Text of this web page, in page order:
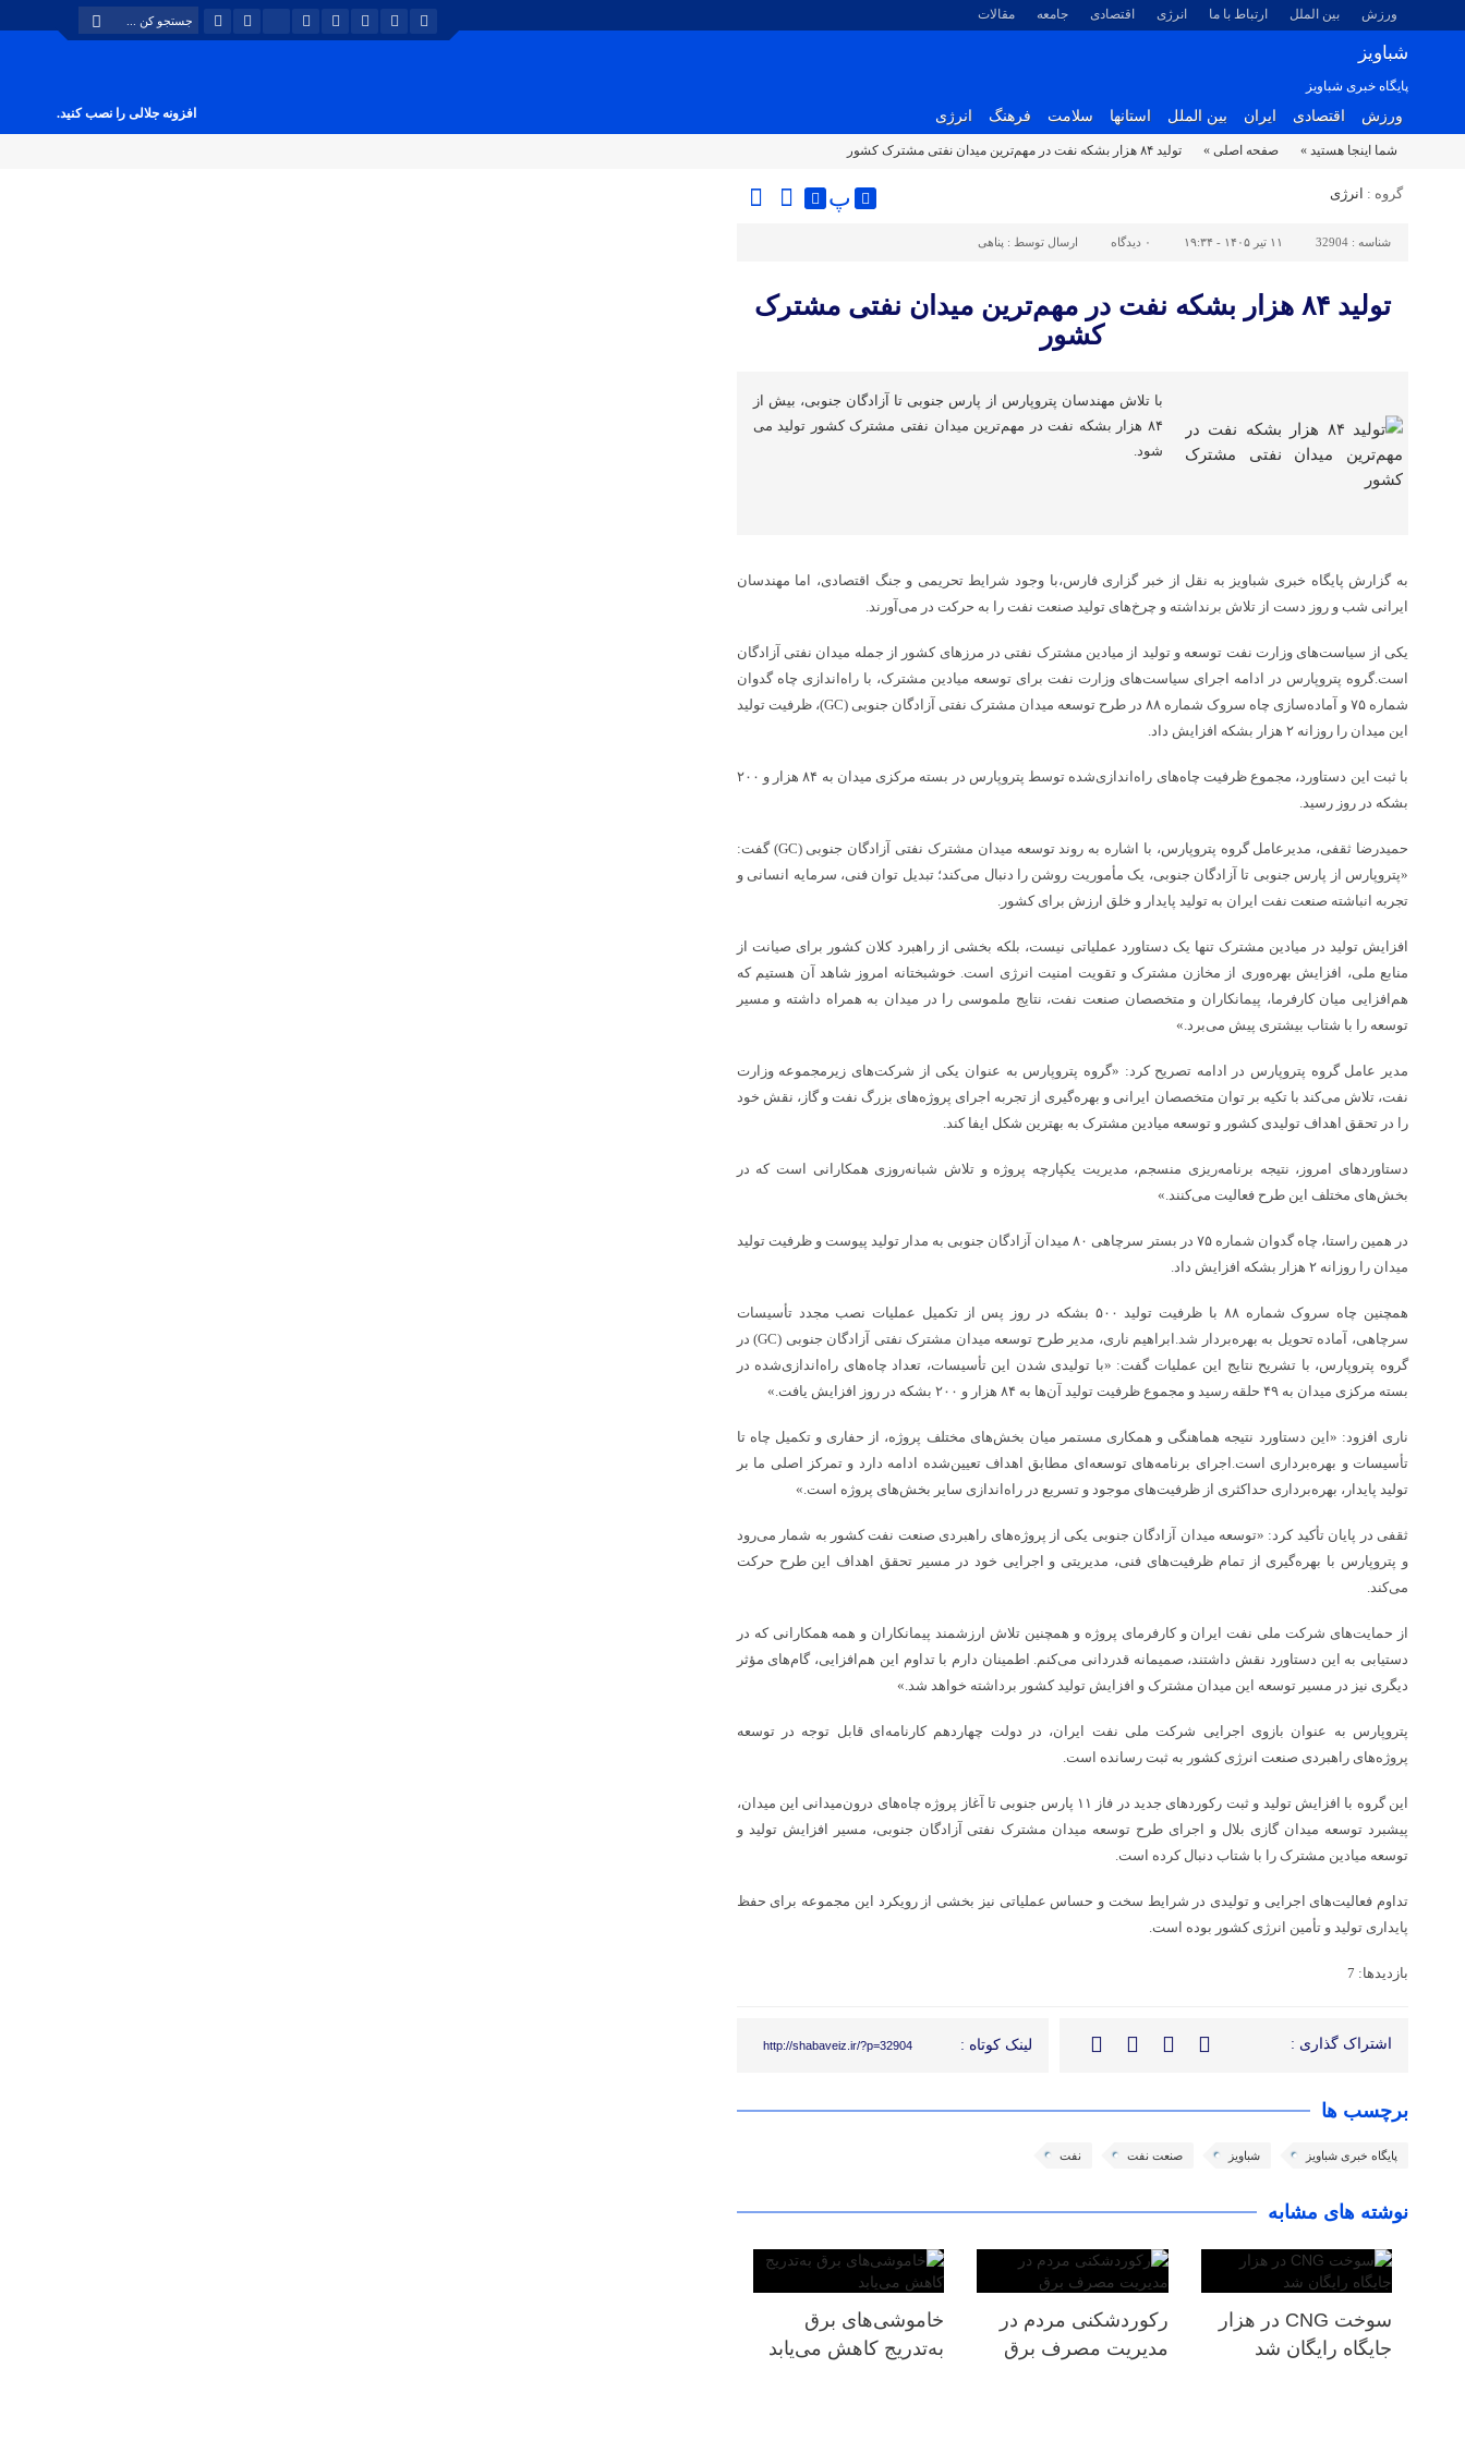
ورزش بین الملل ارتباط با ما انرژی اقتصادی جامعه مقالات
شباویز
پایگاه خبری شباویز
ورزش اقتصادی ایران بین الملل استانها سلامت فرهنگ انرژی افزونه جلالی را نصب کنید.
شما اینجا هستید » صفحه اصلی » تولید ۸۴ هزار بشکه نفت در مهم‌ترین میدان نفتی مشترک کشور
گروه : انرژی پ
شناسه : 32904 ۱۱ تیر ۱۴۰۵ - ۱۹:۳۴ ۰ دیدگاه ارسال توسط : پناهی
تولید ۸۴ هزار بشکه نفت در مهم‌ترین میدان نفتی مشترک
کشور
با تلاش مهندسان پتروپارس از پارس جنوبی تا آزادگان جنوبی، بیش از
۸۴ هزار بشکه نفت در مهم‌ترین میدان نفتی مشترک کشور تولید می
شود.
به گزارش پایگاه خبری شباویز به نقل از خبر گزاری فارس،با وجود شرایط تحریمی و جنگ اقتصادی، اما مهندسان
ایرانی شب و روز دست از تلاش برنداشته و چرخ‌های تولید صنعت نفت را به حرکت در می‌آورند.
یکی از سیاست‌های وزارت نفت توسعه و تولید از میادین مشترک نفتی در مرزهای کشور از جمله میدان نفتی آزادگان
است.گروه پتروپارس در ادامه اجرای سیاست‌های وزارت نفت برای توسعه میادین مشترک، با راه‌اندازی چاه گدوان
شماره ۷۵ و آماده‌سازی چاه سروک شماره ۸۸ در طرح توسعه میدان مشترک نفتی آزادگان جنوبی (GC)، ظرفیت تولید
این میدان را روزانه ۲ هزار بشکه افزایش داد.
با ثبت این دستاورد، مجموع ظرفیت چاه‌های راه‌اندازی‌شده توسط پتروپارس در بسته مرکزی میدان به ۸۴ هزار و ۲۰۰
بشکه در روز رسید.
حمیدرضا ثقفی، مدیرعامل گروه پتروپارس، با اشاره به روند توسعه میدان مشترک نفتی آزادگان جنوبی (GC) گفت:
«پتروپارس از پارس جنوبی تا آزادگان جنوبی، یک مأموریت روشن را دنبال می‌کند؛ تبدیل توان فنی، سرمایه انسانی و
تجربه انباشته صنعت نفت ایران به تولید پایدار و خلق ارزش برای کشور.
افزایش تولید در میادین مشترک تنها یک دستاورد عملیاتی نیست، بلکه بخشی از راهبرد کلان کشور برای صیانت از
منابع ملی، افزایش بهره‌وری از مخازن مشترک و تقویت امنیت انرژی است. خوشبختانه امروز شاهد آن هستیم که
هم‌افزایی میان کارفرما، پیمانکاران و متخصصان صنعت نفت، نتایج ملموسی را در میدان به همراه داشته و مسیر
توسعه را با شتاب بیشتری پیش می‌برد.»
مدیر عامل گروه پتروپارس در ادامه تصریح کرد: «گروه پتروپارس به عنوان یکی از شرکت‌های زیرمجموعه وزارت
نفت، تلاش می‌کند با تکیه بر توان متخصصان ایرانی و بهره‌گیری از تجربه اجرای پروژه‌های بزرگ نفت و گاز، نقش خود
را در تحقق اهداف تولیدی کشور و توسعه میادین مشترک به بهترین شکل ایفا کند.
دستاوردهای امروز، نتیجه برنامه‌ریزی منسجم، مدیریت یکپارچه پروژه و تلاش شبانه‌روزی همکارانی است که در
بخش‌های مختلف این طرح فعالیت می‌کنند.»
در همین راستا، چاه گدوان شماره ۷۵ در بستر سرچاهی ۸۰ میدان آزادگان جنوبی به مدار تولید پیوست و ظرفیت تولید
میدان را روزانه ۲ هزار بشکه افزایش داد.
همچنین چاه سروک شماره ۸۸ با ظرفیت تولید ۵۰۰ بشکه در روز پس از تکمیل عملیات نصب مجدد تأسیسات
سرچاهی، آماده تحویل به بهره‌بردار شد.ابراهیم ناری، مدیر طرح توسعه میدان مشترک نفتی آزادگان جنوبی (GC) در
گروه پتروپارس، با تشریح نتایج این عملیات گفت: «با تولیدی شدن این تأسیسات، تعداد چاه‌های راه‌اندازی‌شده در
بسته مرکزی میدان به ۴۹ حلقه رسید و مجموع ظرفیت تولید آن‌ها به ۸۴ هزار و ۲۰۰ بشکه در روز افزایش یافت.»
ناری افزود: «این دستاورد نتیجه هماهنگی و همکاری مستمر میان بخش‌های مختلف پروژه، از حفاری و تکمیل چاه تا
تأسیسات و بهره‌برداری است.اجرای برنامه‌های توسعه‌ای مطابق اهداف تعیین‌شده ادامه دارد و تمرکز اصلی ما بر
تولید پایدار، بهره‌برداری حداکثری از ظرفیت‌های موجود و تسریع در راه‌اندازی سایر بخش‌های پروژه است.»
ثقفی در پایان تأکید کرد: «توسعه میدان آزادگان جنوبی یکی از پروژه‌های راهبردی صنعت نفت کشور به شمار می‌رود
و پتروپارس با بهره‌گیری از تمام ظرفیت‌های فنی، مدیریتی و اجرایی خود در مسیر تحقق اهداف این طرح حرکت
می‌کند.
از حمایت‌های شرکت ملی نفت ایران و کارفرمای پروژه و همچنین تلاش ارزشمند پیمانکاران و همه همکارانی که در
دستیابی به این دستاورد نقش داشتند، صمیمانه قدردانی می‌کنم. اطمینان دارم با تداوم این هم‌افزایی، گام‌های مؤثر
دیگری نیز در مسیر توسعه این میدان مشترک و افزایش تولید کشور برداشته خواهد شد.»
پتروپارس به عنوان بازوی اجرایی شرکت ملی نفت ایران، در دولت چهاردهم کارنامه‌ای قابل توجه در توسعه
پروژه‌های راهبردی صنعت انرژی کشور به ثبت رسانده است.
این گروه با افزایش تولید و ثبت رکوردهای جدید در فاز ۱۱ پارس جنوبی تا آغاز پروژه چاه‌های درون‌میدانی این میدان،
پیشبرد توسعه میدان گازی بلال و اجرای طرح توسعه میدان مشترک نفتی آزادگان جنوبی، مسیر افزایش تولید و
توسعه میادین مشترک را با شتاب دنبال کرده است.
تداوم فعالیت‌های اجرایی و تولیدی در شرایط سخت و حساس عملیاتی نیز بخشی از رویکرد این مجموعه برای حفظ
پایداری تولید و تأمین انرژی کشور بوده است.
بازدیدها: 7
اشتراک گذاری : لینک کوتاه : http://shabaveiz.ir/?p=32904
برچسب ها
پایگاه خبری شباویز شباویز صنعت نفت نفت
نوشته های مشابه
سوخت CNG در هزار
جایگاه رایگان شد
رکوردشکنی مردم در
مدیریت مصرف برق
خاموشی‌های برق
به‌تدریج کاهش می‌یابد